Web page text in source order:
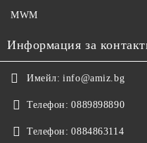
MWM
Информация за
Имейл: info@amiz.bg
Телефон: 0889898890
Телефон: 0884863114